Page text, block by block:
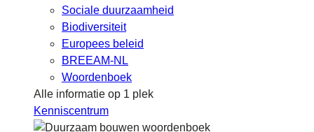
Sociale duurzaamheid
Biodiversiteit
Europees beleid
BREEAM-NL
Woordenboek
Alle informatie op 1 plek
Kenniscentrum